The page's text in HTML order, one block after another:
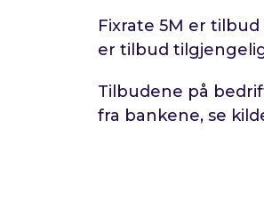
Fixrate 5M er
er tilbud
Tilbudene på
fra bankene, se